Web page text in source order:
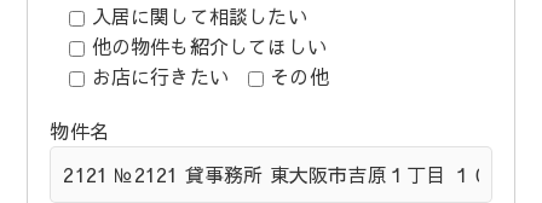
入居に関して相談したい
他の物件も紹介してほしい
お店に行きたい
その他
物件名